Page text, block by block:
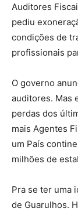
Auditores
pediu
condições de
profissionais
O governo
auditores. Mas
perdas dos
mais Agentes
um País
milhões de
Pra se ter uma
de Guarulhos.